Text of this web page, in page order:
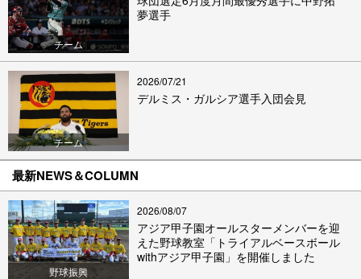
チーム
夢選手
チーム
2026/07/21
デルミス・ガルシア選手入団会見
最新NEWS＆COLUMN
野球振興
2026/08/07
アジア甲子園オールスターメンバーを迎
えた野球教室「トライアルベースボール
withアジア甲子園」を開催しました